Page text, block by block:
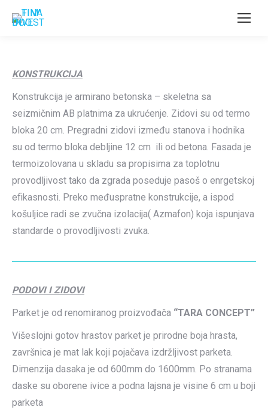
KONSTRUKCIJA
Konstrukcija je armirano betonska – skeletna sa
seizmičnim AB platnima za ukrućenje. Zidovi su od termo
bloka 20 cm. Pregradni zidovi između stanova i hodnika
su od termo bloka debljine 12 cm ili od betona. Fasada je
termoizolovana u skladu sa propisima za toplotnu
provodljivost tako da zgrada poseduje pasoš o enrgetskoj
efikasnosti. Preko međuspratne konstrukcije, a ispod
košuljice radi se zvučna izolacija( Azmafon) koja ispunjava
standarde o provodljivosti zvuka.
PODOVI I ZIDOVI
Parket je od renomiranog proizvođača “TARA CONCEPT”
Višeslojni gotov hrastov parket je prirodne boja hrasta,
završnica je mat lak koji pojačava izdržljivost parketa.
Dimenzija dasaka je od 600mm do 1600mm. Po stranama
daske su oborene ivice a podna lajsna je visine 6 cm u boji
parketa